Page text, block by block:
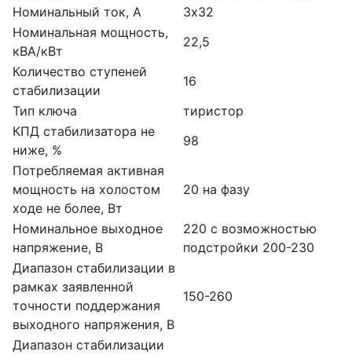
Номинальный ток, А
3х32
Номинальная мощность,
кВА/кВт
22,5
Количество ступеней
стабилизации
16
Тип ключа
тиристор
КПД стабилизатора не
ниже, %
98
Потребляемая активная
мощность на холостом
ходе не более, Вт
20 на фазу
Номинальное выходное
напряжение, В
220 с возможностью
подстройки 200-230
Диапазон стабилизации в
рамках заявленной
точности поддержания
выходного напряжения, В
150-260
Диапазон стабилизации